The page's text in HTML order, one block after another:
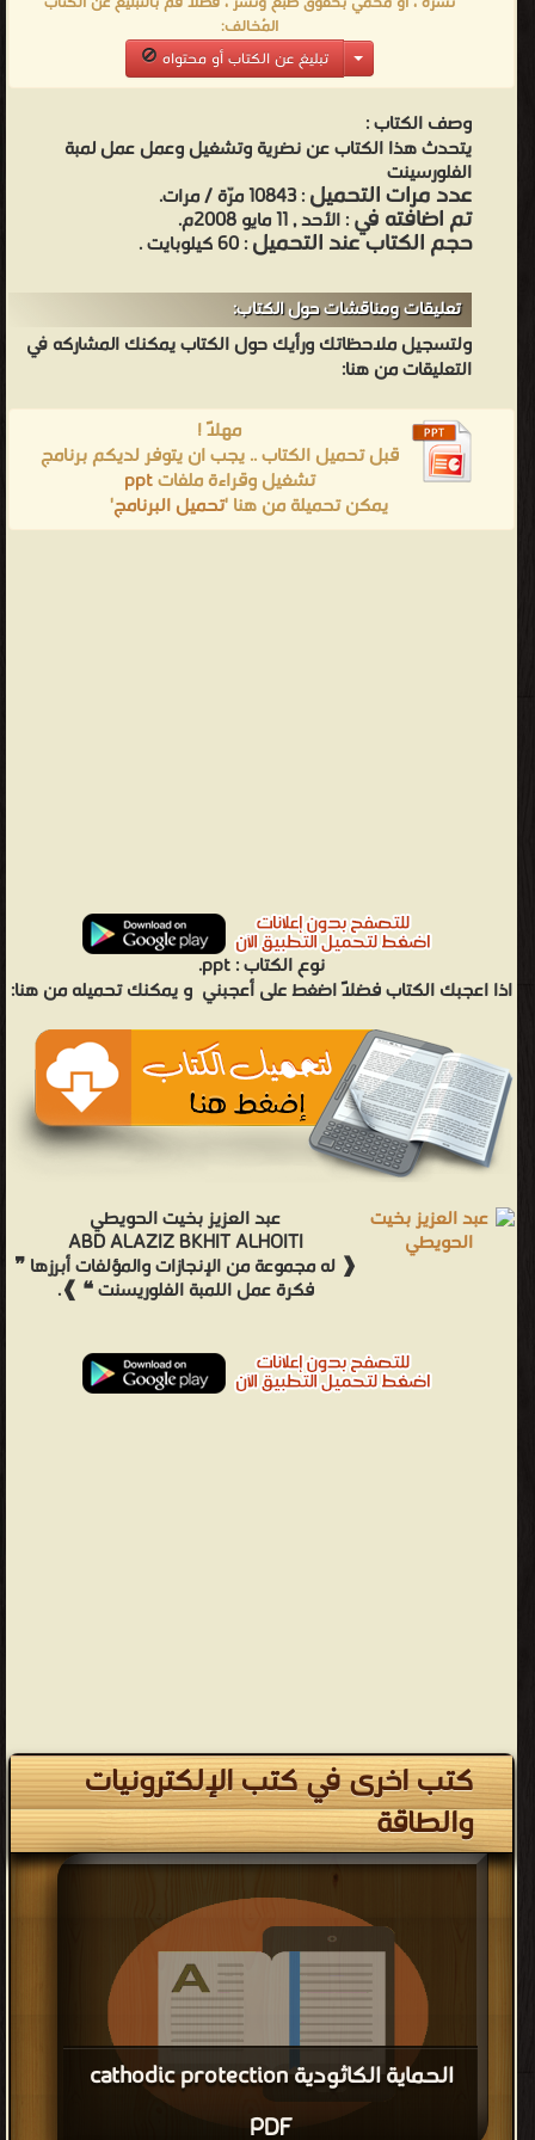
المُخالف:
تبليغ عن الكتاب أو محتواه
وصف الكتاب :
يتحدث هذا الكتاب عن نضرية وتشغيل وعمل عمل لمبة
الفلورسينت
عدد مرات التحميل: 10843 مرّة / مرات.
تم اضافته في: الأحد , 11 مايو 2008م.
حجم الكتاب عند التحميل: 60 كيلوبايت .
تعليقات ومناقشات حول الكتاب:
ولتسجيل ملاحظاتك ورأيك حول الكتاب يمكنك المشاركه في
التعليقات من هنا:
مهلاً !
قبل تحميل الكتاب .. يجب ان يتوفر لديكم برنامج
تشغيل وقراءة ملفاتppt
يمكن تحميلة من هنا 'تحميل البرنامج'
نوع الكتاب :ppt.
اذا اعجبك الكتاب فضلاً اضغط على أعجبني و يمكنك تحميله من هنا:
عبد العزيز بخيت الحويطي
ABD ALAZIZ BKHIT ALHOITI
❰ له مجموعة من الإنجازات والمؤلفات أبرزها ❞
فكرة عمل اللمبة الفلوريسنت ❝ ❱.
كتب اخرى في كتب الإلكترونيات
والطاقة
الحماية الكاثودية cathodic protection
PDF